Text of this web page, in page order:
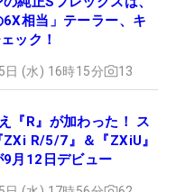
6X相当」テーラー、キ
ック！
日 (水) 16時15分 13
『R』が加わった！ ス
ZXi R/5/7』＆『ZXiU』
9月12日デビュー